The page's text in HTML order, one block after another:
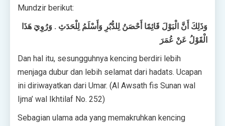
Mundzir berikut:
وَذَلِكَ أَنَّ الْبَوْلَ قَائِمًا أَحْصَنُ لِلدُّبُرِ وَأَسْلَمُ لِلْحَدَثِ . وَرُوِيَ هَذَا
الْقَوْلُ عَنْ عُمَرَ
Dan hal itu, sesungguhnya kencing berdiri lebih
menjaga dubur dan lebih selamat dari hadats. Ucapan
ini diriwayatkan dari Umar. (Al Awsath fis Sunan wal
Ijma’ wal Ikhtilaf No. 252)
Sebagian ulama ada yang memakruhkan kencing